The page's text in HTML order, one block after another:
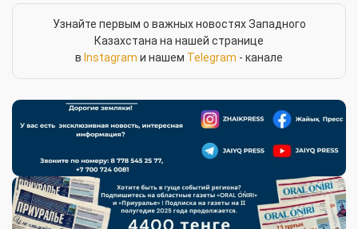
Узнайте первым о важных новостях Западного
Казахстана на нашей странице
в Instagram и нашем Telegram - канале